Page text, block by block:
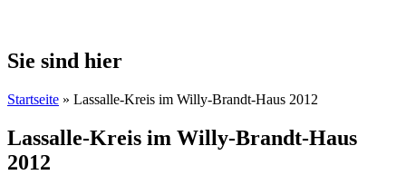
Sie sind hier
Startseite » Lassalle-Kreis im Willy-Brandt-Haus 2012
Lassalle-Kreis im Willy-Brandt-Haus
2012